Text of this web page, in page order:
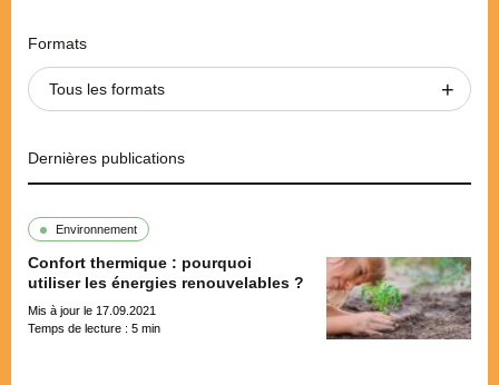
Formats
Tous les formats
Dernières publications
Environnement
Confort thermique : pourquoi
utiliser les énergies renouvelables ?
Mis à jour le 17.09.2021
Temps de lecture : 5 min